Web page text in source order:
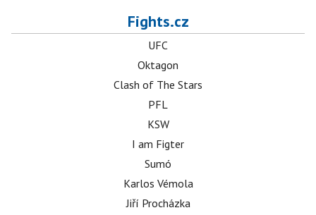
Fights.cz
UFC
Oktagon
Clash of The Stars
PFL
KSW
I am Figter
Sumó
Karlos Vémola
Jiří Procházka